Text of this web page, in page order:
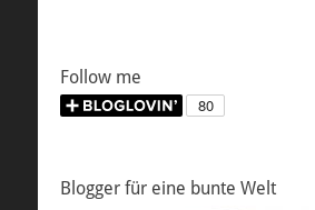
Follow me
Blogger für eine bunte Welt